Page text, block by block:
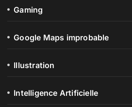
Gaming
Google Maps improbable
Illustration
Intelligence Artificielle